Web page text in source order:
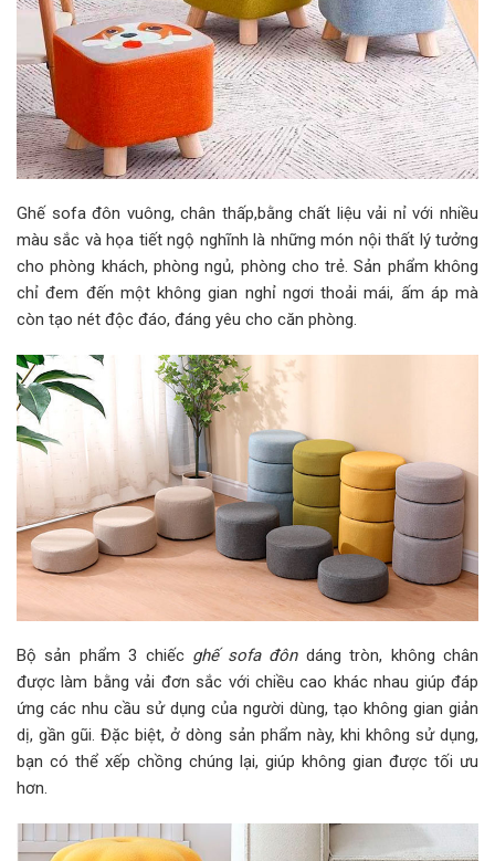
Ghế sofa đôn vuông, chân thấp,bằng chất liệu vải nỉ với nhiều
màu sắc và họa tiết ngộ nghĩnh là những món nội thất lý tưởng
cho phòng khách, phòng ngủ, phòng cho trẻ. Sản phẩm không
chỉ đem đến một không gian nghỉ ngơi thoải mái, ấm áp mà
còn tạo nét độc đáo, đáng yêu cho căn phòng.
Bộ sản phẩm 3 chiếc ghế sofa đôndáng tròn, không chân
được làm bằng vải đơn sắc với chiều cao khác nhau giúp đáp
ứng các nhu cầu sử dụng của người dùng, tạo không gian giản
dị, gần gũi. Đặc biệt, ở dòng sản phẩm này, khi không sử dụng,
bạn có thể xếp chồng chúng lại, giúp không gian được tối ưu
hơn.